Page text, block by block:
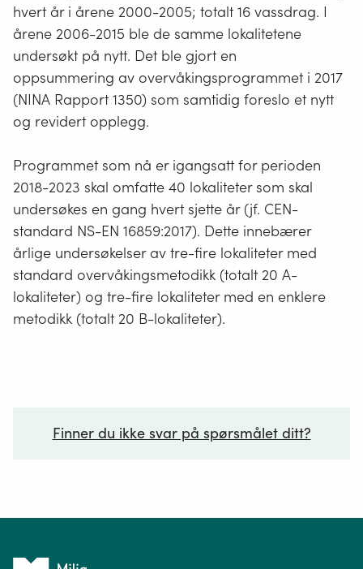
hvert år i årene 2000-2005; totalt 16 vassdrag. I
årene 2006-2015 ble de samme lokalitetene
undersøkt på nytt. Det ble gjort en
oppsummering av overvåkingsprogrammet i 2017
(NINA Rapport 1350) som samtidig foreslo et nytt
og revidert opplegg.
Programmet som nå er igangsatt for perioden
2018-2023 skal omfatte 40 lokaliteter som skal
undersøkes en gang hvert sjette år (jf. CEN-
standard NS-EN 16859:2017). Dette innebærer
årlige undersøkelser av tre-fire lokaliteter med
standard overvåkingsmetodikk (totalt 20 A-
lokaliteter) og tre-fire lokaliteter med en enklere
metodikk (totalt 20 B-lokaliteter).
Finner du ikke svar på spørsmålet ditt?